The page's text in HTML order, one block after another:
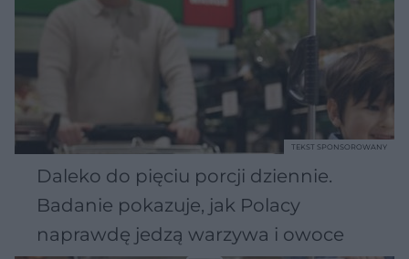
Daleko do pięciu porcji dziennie.
Badanie pokazuje, jak Polacy
naprawdę jedzą warzywa i owoce
TEKST SPONSOROWANY